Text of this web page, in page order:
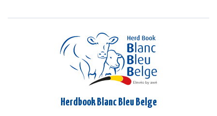
Herdbook Blanc Bleu Belge